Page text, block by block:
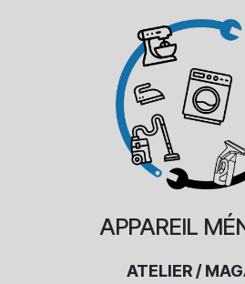
APPAREIL
ATELIER /